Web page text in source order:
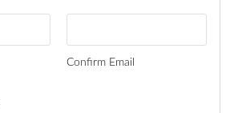
Confirm Email